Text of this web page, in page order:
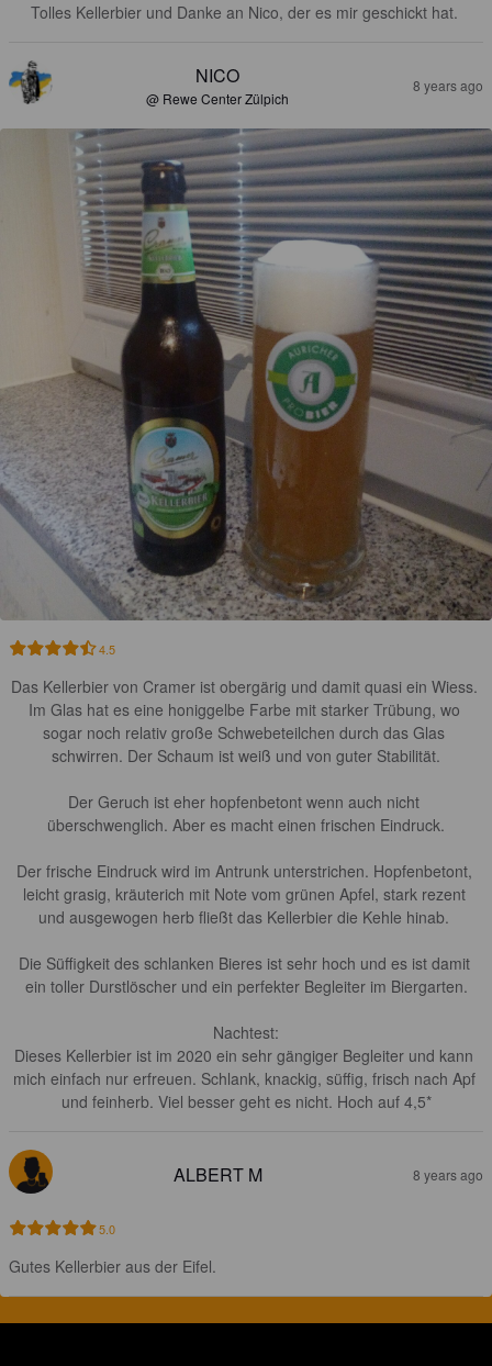
Tolles Kellerbier und Danke an Nico, der es mir geschickt hat.
NICO
@ Rewe Center Zülpich
8 years ago
4.5
Das Kellerbier von Cramer ist obergärig und damit quasi ein Wiess.
Im Glas hat es eine honiggelbe Farbe mit starker Trübung, wo
sogar noch relativ große Schwebeteilchen durch das Glas
schwirren. Der Schaum ist weiß und von guter Stabilität.
Der Geruch ist eher hopfenbetont wenn auch nicht
überschwenglich. Aber es macht einen frischen Eindruck.
Der frische Eindruck wird im Antrunk unterstrichen. Hopfenbetont,
leicht grasig, kräuterich mit Note vom grünen Apfel, stark rezent
und ausgewogen herb fließt das Kellerbier die Kehle hinab.
Die Süffigkeit des schlanken Bieres ist sehr hoch und es ist damit
ein toller Durstlöscher und ein perfekter Begleiter im Biergarten.
Nachtest:
Dieses Kellerbier ist im 2020 ein sehr gängiger Begleiter und kann
mich einfach nur erfreuen. Schlank, knackig, süffig, frisch nach Apf
und feinherb. Viel besser geht es nicht. Hoch auf 4,5*
ALBERT M 8 years ago
5.0
Gutes Kellerbier aus der Eifel.